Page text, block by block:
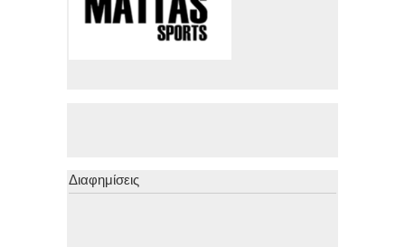
Διαφημίσεις